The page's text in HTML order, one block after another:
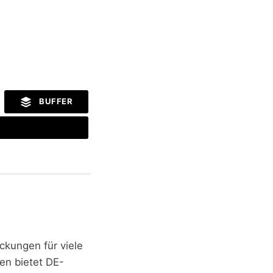
BUFFER
für viele
bietet DE-